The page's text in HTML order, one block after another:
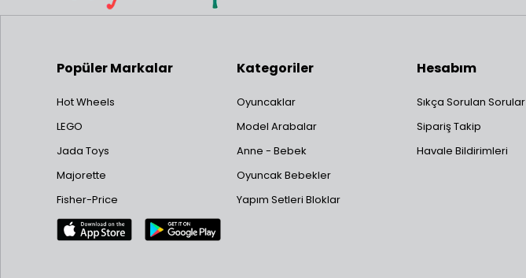
Popüler Markalar
Hot Wheels
LEGO
Jada Toys
Majorette
Fisher-Price
Kategoriler
Oyuncaklar
Model Arabalar
Anne - Bebek
Oyuncak Bebekler
Yapım Setleri Bloklar
Hesabım
Sıkça Sorulan Sorular
Sipariş Takip
Havale Bildirimleri